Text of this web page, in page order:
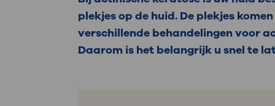
Uw
steeds verder uit, zodat u zelf
we u sneller helpen.
Direct naar MijnOLVG
plekjes op de huid. De plekjes
verschillende behandelingen voor
Daarom is het belangrijk u snel te